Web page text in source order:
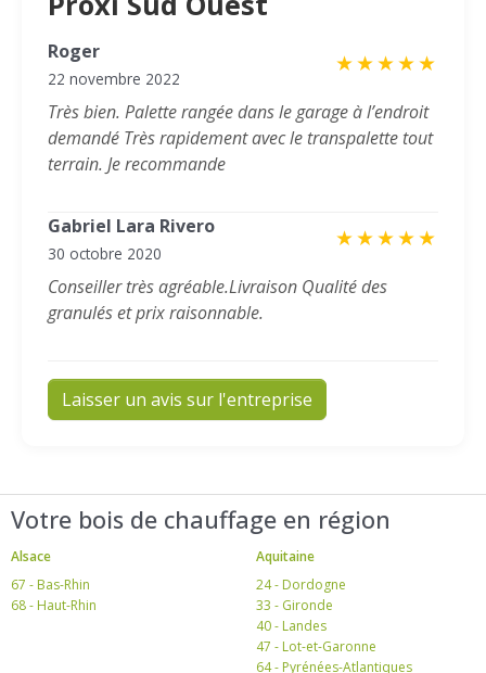
Roger ★★★★★
22 novembre 2022
Très bien. Palette rangée dans le garage à l’endroit
demandé Très rapidement avec le transpalette tout
terrain. Je recommande
Gabriel Lara Rivero ★★★★★
30 octobre 2020
Conseiller très agréable.Livraison Qualité des
granulés et prix raisonnable.
Laisser un avis sur l'entreprise
Votre bois de chauffage en région
Alsace
67 - Bas-Rhin
68 - Haut-Rhin
Aquitaine
24 - Dordogne
33 - Gironde
40 - Landes
47 - Lot-et-Garonne
64 - Pyrénées-Atlantiques